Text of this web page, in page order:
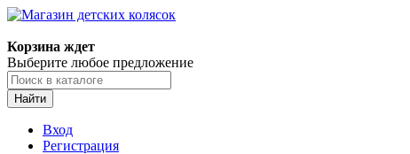
Корзина ждет
Выберите любое предложение
Найти
Вход
Регистрация